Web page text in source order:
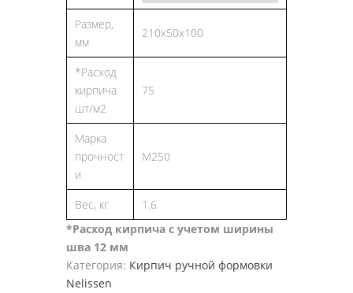
Размер,
мм
210x50x100
*Расход
кирпича
шт/м2
75
Марка
прочност
и
M250
Вес, кг
1.6
*Расход кирпича с учетом ширины
шва 12 мм
Категория: Кирпич ручной формовки
Nelissen